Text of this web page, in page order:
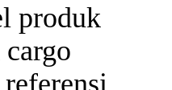
produk